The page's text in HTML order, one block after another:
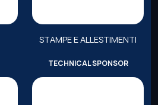
STAMPE E ALLESTIMENTI
TECHNICAL SPONSOR